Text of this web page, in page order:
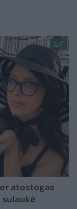
7
atostogas